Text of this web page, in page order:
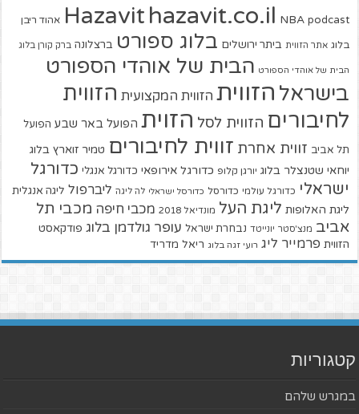
Hazavit hazavit.co.il NBA podcast אהוד ריבן
בלוג אתר הזווית ביתר ירושלים בלוג ספורט ברצלונה ברק קורן בלוג
הבית של אוהדי הספורט הבית של אוהדי הספורט
בישראל הזווית הזווית המקצועית הזווית
לחיבורים הזווית לסל הזוית הפועל באר שבע הפועל
תל אביב זווית אחרת זווית לחיבורים טמיר זוארץ בלוג
יוחאי שטנצלר בלוג יורגן קלופ כדורגל אירופאי כדורגל אנגלי כדורגל
ישראלי כדורגל עולמי כדורסל כדורסל ישראלי לה ליגה ליברפול ליגה אנגלית
ליגת האלופות ליגת העל מונדיאל 2018 מכבי חיפה מכבי תל
אביב מנצ'סטר יונייטד נבחרת ישראל עופר גולדמן בלוג פודקאסט
הזווית פרמייר ליג רועי זגה בלוג ריאל מדריד
קטגוריות
במגרש שלהם